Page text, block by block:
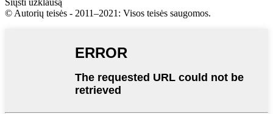
Siųsti užklausą
© Autorių teisės - 2011–2021: Visos teisės saugomos.